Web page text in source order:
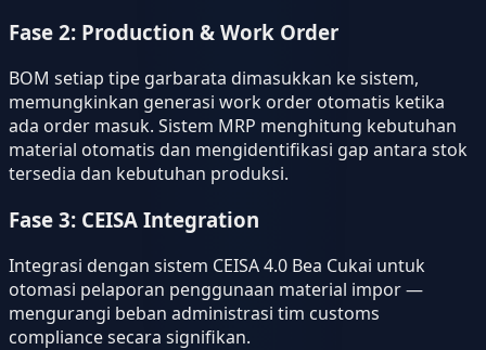
Fase 2: Production & Work Order
BOM setiap tipe garbarata dimasukkan ke sistem,
memungkinkan generasi work order otomatis ketika
ada order masuk. Sistem MRP menghitung kebutuhan
material otomatis dan mengidentifikasi gap antara stok
tersedia dan kebutuhan produksi.
Fase 3: CEISA Integration
Integrasi dengan sistem CEISA 4.0 Bea Cukai untuk
otomasi pelaporan penggunaan material impor —
mengurangi beban administrasi tim customs
compliance secara signifikan.